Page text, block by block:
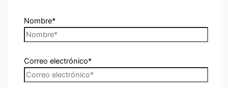
Nombre*
Correo electrónico*